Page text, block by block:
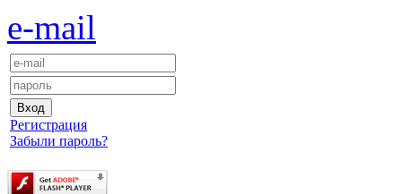
e-mail
Регистрация
Забыли пароль?